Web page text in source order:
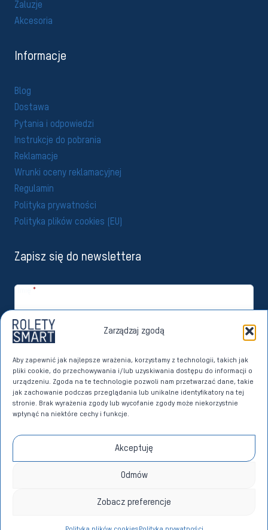
Zarządzaj zgodą
Aby zapewnić jak najlepsze wrażenia, korzystamy z technologii, takich jak
pliki cookie, do przechowywania i/lub uzyskiwania dostępu do informacji o
urządzeniu. Zgoda na te technologie pozwoli nam przetwarzać dane, takie
jak zachowanie podczas przeglądania lub unikalne identyfikatory na tej
stronie. Brak wyrażenia zgody lub wycofanie zgody może niekorzystnie
wpłynąć na niektóre cechy i funkcje.
Akceptuję
Odmów
Zobacz preferencje
Żaluzje
Akcesoria
Informacje
Blog
Dostawa
Pytania i odpowiedzi
Instrukcje do pobrania
Reklamacje
Wrunki oceny reklamacyjnej
Regulamin
Polityka prywatności
Polityka plików cookies (EU)
Zapisz się do newslettera
*
Email*
Zapisuję się
Wyrażam zgodę na przetwarzanie moich danych osobowych przez
Imperoll sp. z o.o. z siedzibą w Sierakowicach w celach marketingu
bezpośredniego dotyczącego własnych produktów i usług. Dane w
tym celu przetwarzane będą na podstawie art. 6 ust. 1 lit. a)
27 kwietnia 2016 roku w sprawie ochrony osób fizycznych w związku z
przetwarzaniem danych osobowych i w sprawie swobodnego
© 2026 Rolety Smart - wykonanie Adsome